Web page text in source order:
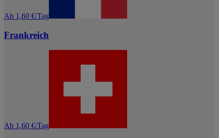
Ab 1,60 €/Tag
Frankreich
Ab 1,60 €/Tag